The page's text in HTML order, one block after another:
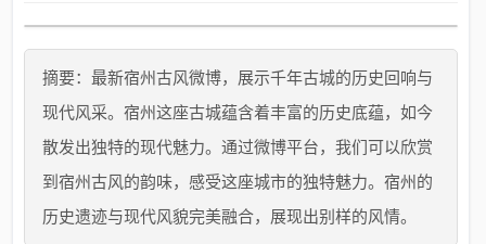
摘要：最新宿州古风微博，展示千年古城的历史回响与
现代风采。宿州这座古城蕴含着丰富的历史底蕴，如今
散发出独特的现代魅力。通过微博平台，我们可以欣赏
到宿州古风的韵味，感受这座城市的独特魅力。宿州的
历史遗迹与现代风貌完美融合，展现出别样的风情。